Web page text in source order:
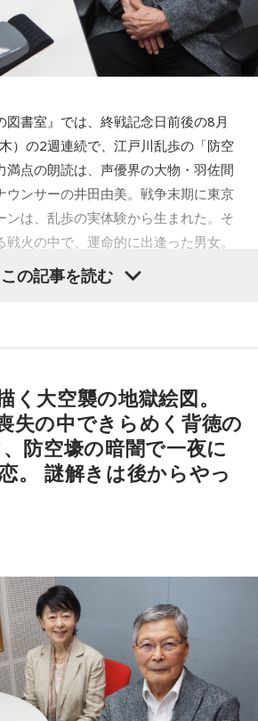
かったのでもう忘れられてるのかと思
持して」たんですね。僕も借りていた
ていたときとかに「満を持して…」って
能社でお笑いをやってます、ガクヅケ
を知らないあなたに（ガクヅケってお
もらうために、マイクの前で最高の
したいと思います。そんな場を与えて
ヅケのオールナイトニッポン
17日（月）27時～28時30分
ヅケ
ガクヅケANN0
タイムフリー機能で、放送1週間後ま
?sid=LFR&t=20260818030000
図書室』では、終戦記念日前後の8月
）の2週連続で、江戸川乱歩の「防空
満点の朗読は、声優界の大物・羽佐間
ウンサーの井田由美。戦争末期に東京
ンは、乱歩の実体験から生まれた。そ
火の中で、運命的に出逢った男女。
ティシズムと背徳の美学が炸裂する。
この記事を読む
く大空襲の地獄絵図。
失の中できらめく背徳の
防空壕の暗闇で一夜に
。 謎解きは後からやっ